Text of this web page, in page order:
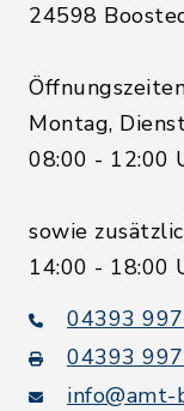
24598
Montag,
08:00 - 12:00
sowie
14:00 - 18:00
04393
04393